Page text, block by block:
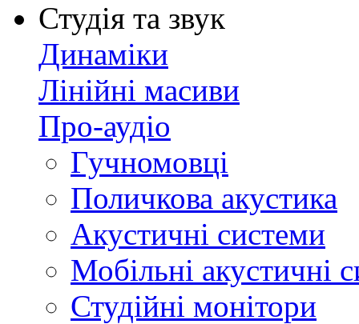
Студія та звук
Динаміки
Лінійні масиви
Про-аудіо
Гучномовці
Поличкова акустика
Акустичні системи
Мобільні акустичні
Студійні монітори